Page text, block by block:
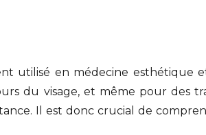
utilisé en médecine
du visage, et même pour des
Il est donc crucial de